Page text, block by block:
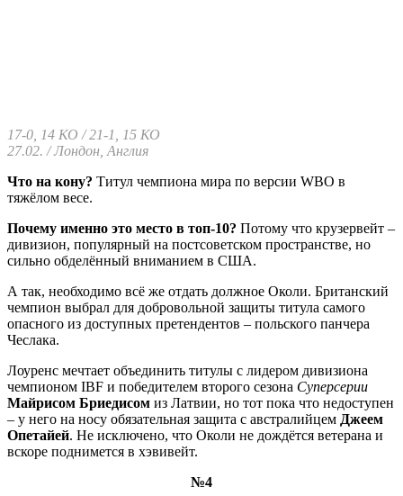
17-0, 14 КО / 21-1, 15 КО
27.02. / Лондон, Англия
Что на кону? Титул чемпиона мира по версии WBO в
тяжёлом весе.
Почему именно это место в топ-10? Потому что крузервейт –
дивизион, популярный на постсоветском пространстве, но
сильно обделённый вниманием в США.
А так, необходимо всё же отдать должное Околи. Британский
чемпион выбрал для добровольной защиты титула самого
опасного из доступных претендентов – польского панчера
Чеслака.
Лоуренс мечтает объединить титулы с лидером дивизиона
чемпионом IBF и победителем второго сезона Суперсерии
Майрисом Бриедисом из Латвии, но тот пока что недоступен
– у него на носу обязательная защита с австралийцем Джеем
Опетайей. Не исключено, что Околи не дождётся ветерана и
вскоре поднимется в хэвивейт.
№4